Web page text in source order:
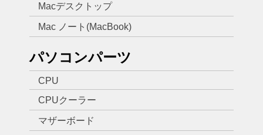
Macデスクトップ
Mac ノート(MacBook)
パソコンパーツ
CPU
CPUクーラー
マザーボード